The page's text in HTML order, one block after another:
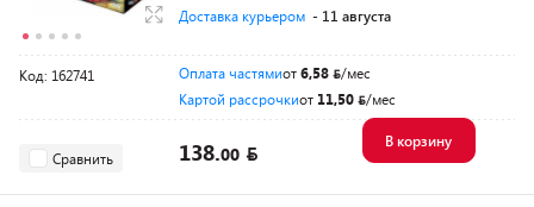
Доставка курьером - 11 августа
Код: 162741 Оплата частямиот6,58
/мес
Картой рассрочкиот 11,50 /мес
Сравнить 138.00
В корзину